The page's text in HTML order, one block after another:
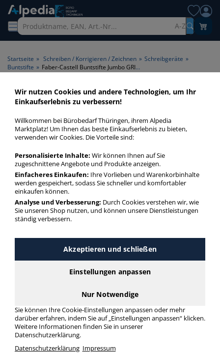
A-Z
Startseite » Schreiben / Korrigieren / Zeichnen » Schreibgeräte »
Buntstifte » Faber-Castell Buntstifte Jumbo GRIP, 110985, grün, dreikant
Wir nutzen Cookies und andere Technologien, um Ihr
Einkaufserlebnis zu verbessern!
Willkommen bei Bürobedarf Thüringen, ihrem Alpedia
Marktplatz! Um Ihnen das beste Einkaufserlebnis zu bieten,
verwenden wir Cookies. Die Vorteile sind:
Personalisierte Inhalte: Wir können Ihnen auf Sie
zugeschnittene Angebote und Produkte anzeigen.
Einfacheres Einkaufen: Ihre Vorlieben und Warenkorbinhalte
werden gespeichert, sodass Sie schneller und komfortabler
einkaufen können.
Analyse und Verbesserung: Durch Cookies verstehen wir, wie
Sie unseren Shop nutzen, und können unsere Dienstleistungen
ständig verbessern.
Akzeptieren und schließen
Einstellungen anpassen
Nur Notwendige
Sie können Ihre Cookie-Einstellungen anpassen oder mehr
darüber erfahren, indem Sie auf „Einstellungen anpassen“ klicken.
Weitere Informationen finden Sie in unserer
Datenschutzerklärung.
Datenschutzerklärung Impressum